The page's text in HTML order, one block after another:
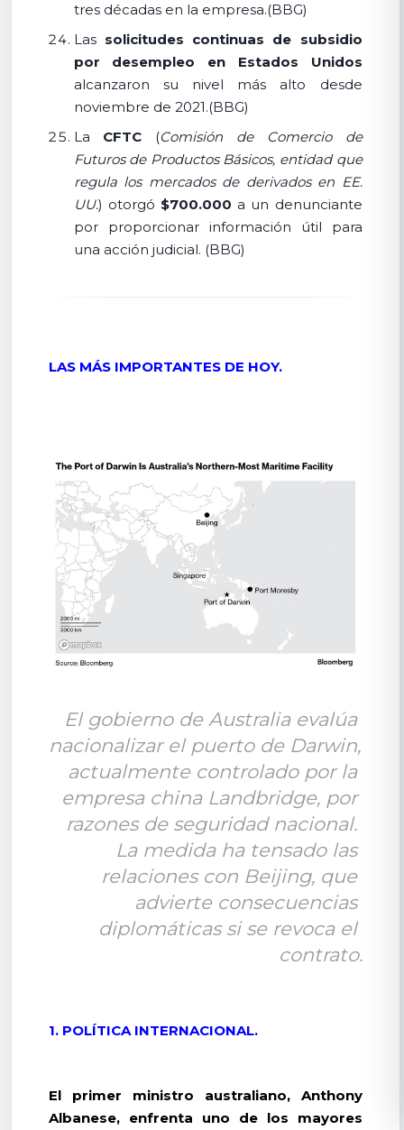
tres décadas en la empresa.(BBG)
Las solicitudes continuas de subsidio
por desempleo en Estados Unidos
alcanzaron su nivel más alto desde
noviembre de 2021.(BBG)
La CFTC (Comisión de Comercio de
Futuros de Productos Básicos, entidad que
regula los mercados de derivados en EE.
UU.) otorgó $700.000 a un denunciante
por proporcionar información útil para
una acción judicial. (BBG)
LAS MÁS IMPORTANTES DE HOY.
El gobierno de Australia evalúa
nacionalizar el puerto de Darwin,
actualmente controlado por la
empresa china Landbridge, por
razones de seguridad nacional.
La medida ha tensado las
relaciones con Beijing, que
advierte consecuencias
diplomáticas si se revoca el
contrato.
1. POLÍTICA INTERNACIONAL.
El primer ministro australiano, Anthony
Albanese, enfrenta uno de los mayores